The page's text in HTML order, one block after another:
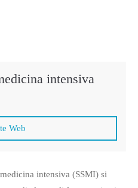
intensiva
Web
intensiva (SSMI) si